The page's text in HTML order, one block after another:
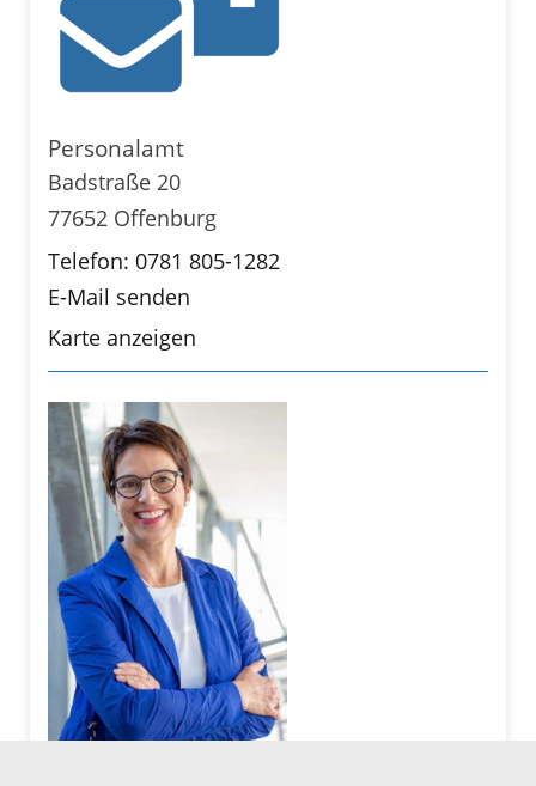
Personalamt
Badstraße 20
77652 Offenburg
Telefon: 0781 805-1282
E-Mail senden
Karte anzeigen